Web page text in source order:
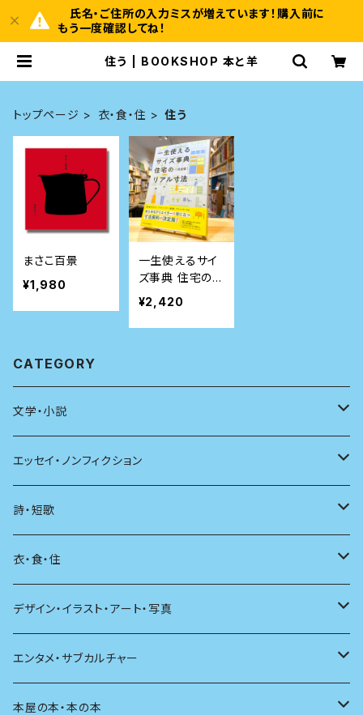
氏名・ご住所の入力ミスが増えています！購入前に
もう一度確認してね！
住う | BOOKSHOP 本と羊
トップページ 衣・食・住 住う
まさこ百景
¥1,980
一生使えるサイ
ズ事典 住宅のリ
アル寸法 完全版
¥2,420
CATEGORY
文学・小説
日本
海外
日本語
文学理論
評論
文章術
エッセイ・ノンフィクション
エッセイ
日記
ノンフィクション
その他
評論
詩・短歌
詩
短歌
その他
衣・食・住
着る
食べる
料理
住う
デザイン・イラスト・アート・写真
デザイン
イラスト
エンタメ・サブカルチャー
映画
本屋の本・本の本